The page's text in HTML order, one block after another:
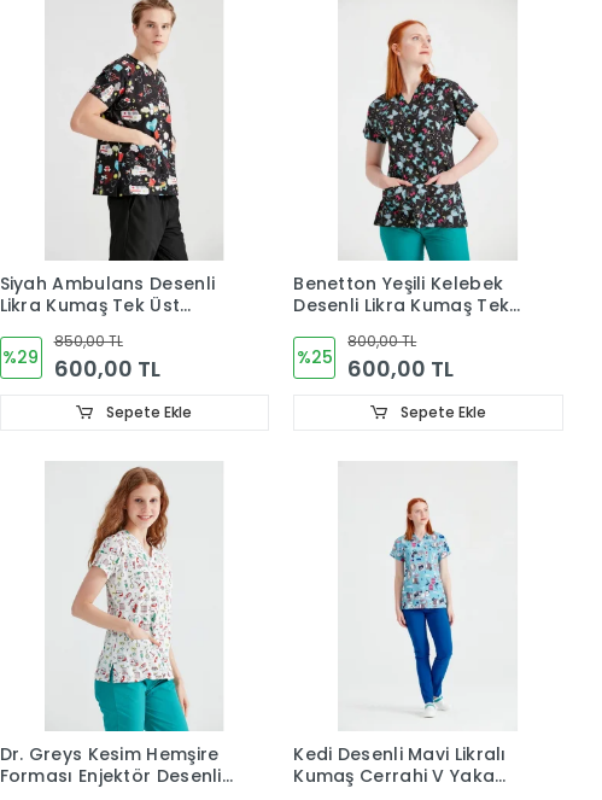
Siyah Ambulans Desenli
Likra Kumaş Tek Üst
%29
850,00 TL
600,00 TL
Sepete Ekle
Benetton Yeşili Kelebek
Desenli Likra Kumaş Tek
%25
800,00 TL
600,00 TL
Sepete Ekle
Dr. Greys Kesim Hemşire
Forması Enjektör Desenli
Kedi Desenli Mavi Likralı
Kumaş Cerrahi V Yaka